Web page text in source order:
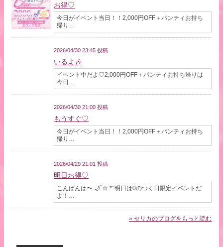
お得♡
今日がイベント当日！！2,000円OFF＋パンティお持ち
帰り…
2026/04/30 23:45 投稿
いるよ🎶
イベント中だよ♡2,000円OFF＋パンティお持ち帰りは
今日…
2026/04/30 21:00 投稿
もうすぐ♡
今日がイベント当日！！2,000円OFF＋パンティお持ち
帰り…
2026/04/29 21:01 投稿
明日お得♡
こんばんは〜 🌙˚☆.*°明日は0のつく日限定イベントだ
よ！…
» セリカのブログをもっと読む